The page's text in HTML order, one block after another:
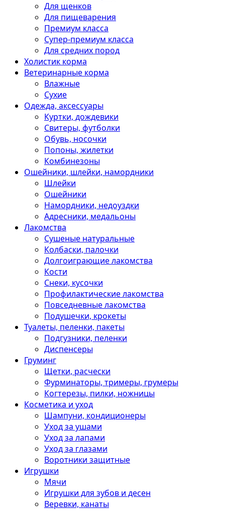
Для щенков
Для пищеварения
Премиум класса
Супер-премиум класса
Для средних пород
Холистик корма
Ветеринарные корма
Влажные
Сухие
Одежда, аксессуары
Куртки, дождевики
Свитеры, футболки
Обувь, носочки
Попоны, жилетки
Комбинезоны
Ошейники, шлейки, намордники
Шлейки
Ошейники
Намордники, недоуздки
Адресники, медальоны
Лакомства
Сушеные натуральные
Колбаски, палочки
Долгоиграющие лакомства
Кости
Снеки, кусочки
Профилактические лакомства
Повседневные лакомства
Подушечки, крокеты
Туалеты, пеленки, пакеты
Подгузники, пеленки
Диспенсеры
Груминг
Щетки, расчески
Фурминаторы, тримеры, грумеры
Когтерезы, пилки, ножницы
Косметика и уход
Шампуни, кондиционеры
Уход за ушами
Уход за лапами
Уход за глазами
Воротники защитные
Игрушки
Мячи
Игрушки для зубов и десен
Веревки, канаты